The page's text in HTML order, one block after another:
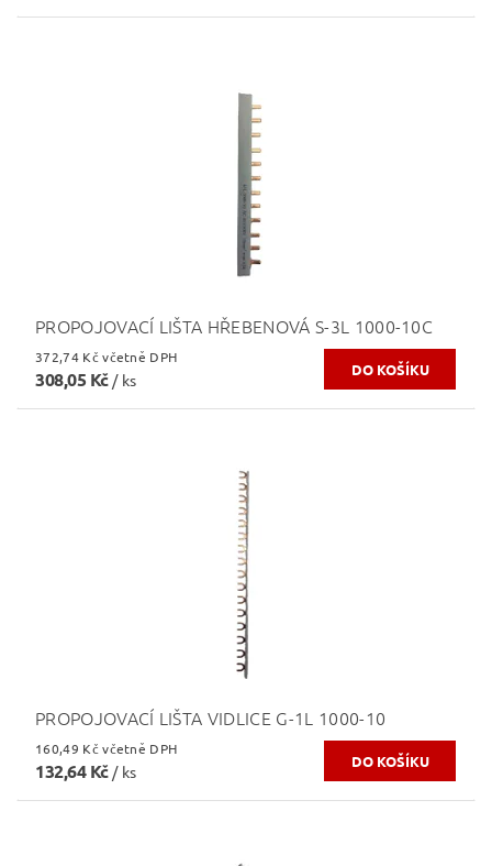
PROPOJOVACÍ LIŠTA HŘEBENOVÁ S-3L 1000-10C
372,74 Kč včetně DPH
308,05 Kč / ks
PROPOJOVACÍ LIŠTA VIDLICE G-1L 1000-10
160,49 Kč včetně DPH
132,64 Kč / ks